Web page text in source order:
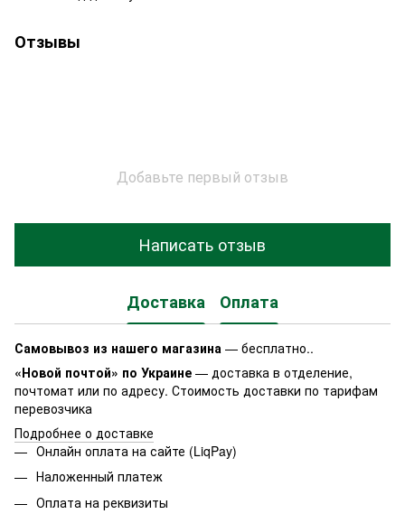
Отзывы
Добавьте первый отзыв
Написать отзыв
Доставка Оплата
Самовывоз из нашего магазина — бесплатно..
«Новой почтой» по Украине — доставка в отделение,
почтомат или по адресу. Стоимость доставки по тарифам
перевозчика
Подробнее о доставке
Онлайн оплата на сайте (LiqPay)
Наложенный платеж
Оплата на реквизиты